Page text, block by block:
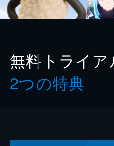
無料トライア
2つの特典